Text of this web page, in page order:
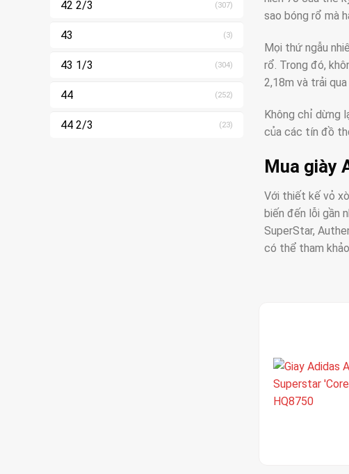
42 2/3 (307)
43 (3)
43 1/3 (304)
44 (252)
44 2/3 (23)
sao bóng rổ mà
Mọi thứ ngẫu
rổ. Trong đó,
2,18m và trải
Không chỉ dừng
của các tín đồ
Mua giày
Với thiết kế vỏ
biến đến lỗi gần
SuperStar,
có thể tham